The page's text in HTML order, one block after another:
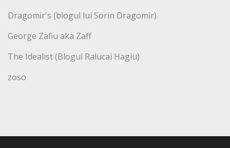
Dragomir's (blogul lui Sorin Dragomir)
George Zafiu aka Zaff
The Idealist (Blogul Ralucai Hagiu)
zoso